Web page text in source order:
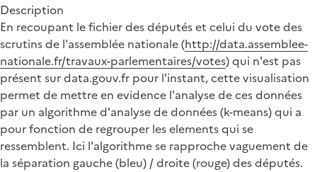
Description
En recoupant le fichier des députés et celui du vote des
scrutins de l'assemblée nationale (http://data.assemblee-
nationale.fr/travaux-parlementaires/votes) qui n'est pas
présent sur data.gouv.fr pour l'instant, cette visualisation
permet de mettre en evidence l'analyse de ces données
par un algorithme d'analyse de données (k-means) qui a
pour fonction de regrouper les elements qui se
ressemblent. Ici l'algorithme se rapproche vaguement de
la séparation gauche (bleu) / droite (rouge) des députés.